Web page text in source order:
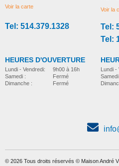
accessoires-pour-fauteuil-roulant
Voir la carte
Tel: 514.379.1328
HEURES D'OUVERTURE
Lundi - Vendredi:
Samedi :
Dimanche :
9h00 à 16h
Fermé
Fermé
Voir la
Tel:
Tel:
Lundi -
Samedi
© 2026 Tous droits réservés © Maison André